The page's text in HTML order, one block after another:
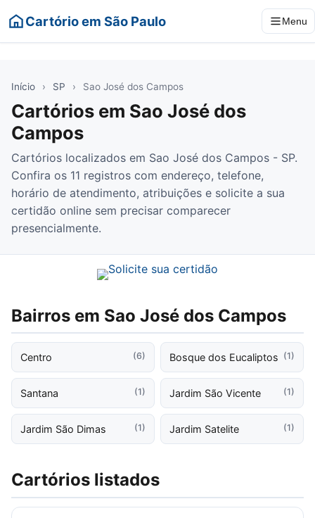
Cartório em São Paulo Menu
Início › SP › Sao José dos Campos
Cartórios em Sao José dos
Campos
Cartórios localizados em Sao José dos Campos - SP.
Confira os 11 registros com endereço, telefone,
horário de atendimento, atribuições e solicite a sua
certidão online sem precisar comparecer
presencialmente.
Bairros em Sao José dos Campos
Centro (6) Bosque dos Eucaliptos (1)
Santana (1) Jardim São Vicente (1)
Jardim São Dimas (1) Jardim Satelite (1)
Cartórios listados